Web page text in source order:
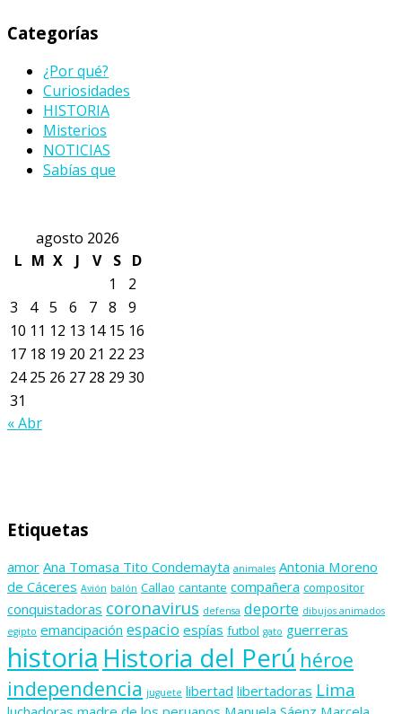
Categorías
¿Por qué?
Curiosidades
HISTORIA
Misterios
NOTICIAS
Sabías que
agosto 2026
L M X J V S
D
1
2
3
4 5 6 7 8
9
10 11 12 13 14 15 16
17 18 19 20 21 22 23
24 25 26 27 28 29 30
31
« Abr
Etiquetas
amor Ana Tomasa Tito Condemayta animales Antonia Moreno
de Cáceres Avión balón Callao cantante compañera compositor
conquistadoras coronavirus defensa deporte dibujos animados
egipto emancipación espacio espías futbol gato guerreras
historia Historia del Perú héroe
independencia juguete libertad libertadoras Lima